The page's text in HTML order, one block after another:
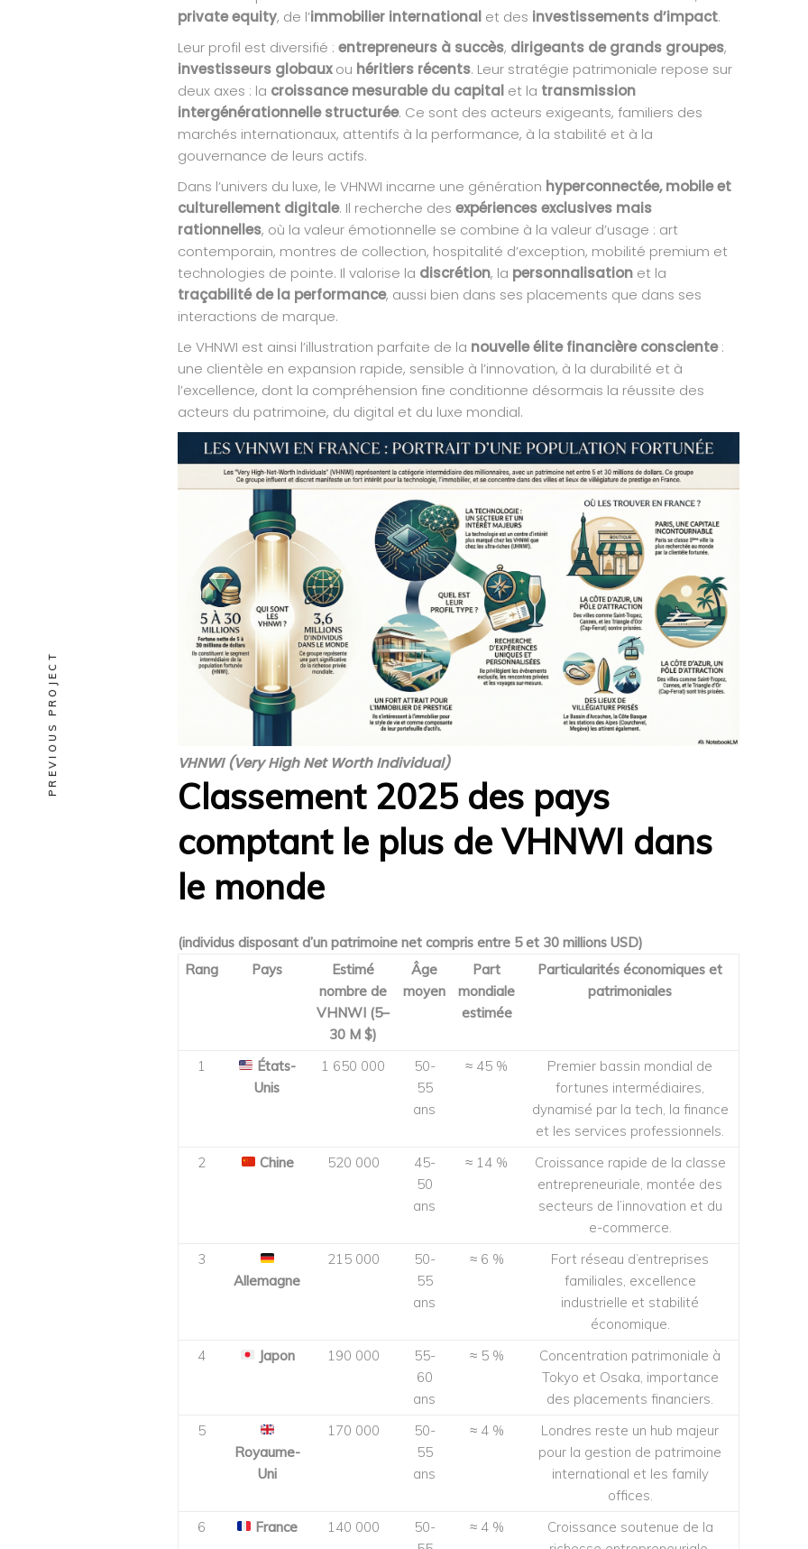
private equity, de l’immobilier international et des investissements d’impact.
Leur profil est diversifié : entrepreneurs à succès, dirigeants de grands groupes,
investisseurs globauxou héritiers récents. Leur stratégie patrimoniale repose sur
deux axes : la croissance mesurable du capital et la transmission
intergénérationnelle structurée. Ce sont des acteurs exigeants, familiers des
marchés internationaux, attentifs à la performance, à la stabilité et à la
gouvernance de leurs actifs.
Dans l’univers du luxe, le VHNWI incarne une génération hyperconnectée, mobile et
culturellement digitale. Il recherche des expériences exclusives mais
rationnelles, où la valeur émotionnelle se combine à la valeur d’usage : art
contemporain, montres de collection, hospitalité d’exception, mobilité premium et
technologies de pointe. Il valorise la discrétion, la personnalisation et la
traçabilité de la performance, aussi bien dans ses placements que dans ses
interactions de marque.
Le VHNWI est ainsi l’illustration parfaite de la nouvelle élite financière consciente:
une clientèle en expansion rapide, sensible à l’innovation, à la durabilité et à
l’excellence, dont la compréhension fine conditionne désormais la réussite des
acteurs du patrimoine, du digital et du luxe mondial.
VHNWI (Very High Net Worth Individual)
Classement 2025 des pays
comptant le plus de VHNWI dans
le monde
(individus disposant d’un patrimoine net compris entre 5 et 30 millions USD)
Rang
Pays
Estimé
nombre de
VHNWI (5–
30 M $)
Âge
moyen
Part
mondiale
estimée
Particularités économiques et
patrimoniales
1
États-
Unis
1 650 000
50-
55
ans
≈ 45 %
Premier bassin mondial de
fortunes intermédiaires,
dynamisé par la tech, la finance
et les services professionnels.
2
Chine 520 000
45-
50
ans
≈ 14 %
Croissance rapide de la classe
entrepreneuriale, montée des
secteurs de l’innovation et du
e-commerce.
3
Allemagne
215 000
50-
55
ans
≈ 6 %
Fort réseau d’entreprises
familiales, excellence
industrielle et stabilité
économique.
4
Japon 190 000
55-
60
ans
≈ 5 %
Concentration patrimoniale à
Tokyo et Osaka, importance
des placements financiers.
5
Royaume-
Uni
170 000
50-
55
ans
≈ 4 %
Londres reste un hub majeur
pour la gestion de patrimoine
international et les family
offices.
6
France 140 000
50-
≈ 4 %
Croissance soutenue de la
PREVIOUS PROJECT